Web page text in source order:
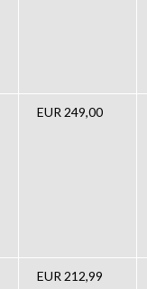
EUR 249,00
EUR 212,99